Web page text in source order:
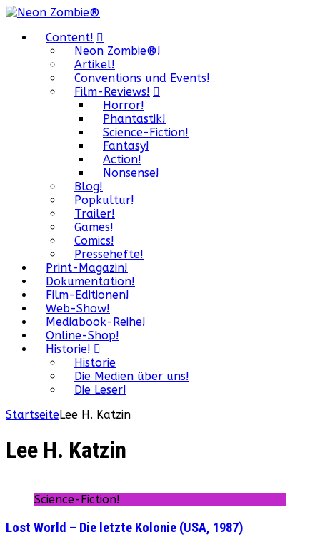
Content!
Neon Zombie®!
Artikel!
Conventions und Events!
Film-Reviews!
Horror!
Phantastik!
Science-Fiction!
Fantasy!
Action!
Nonsense!
Blog!
Popkultur!
Trailer!
Games!
Comics!
Pressehefte!
Print-Magazin!
Dokumentation!
Film-Editionen!
Web-Show!
Mediabook-Reihe!
Online-Shop!
Historie!
Historie
Die Medien über uns!
Die Leser!
StartseiteLee H. Katzin
Lee H. Katzin
Science-Fiction!
Lost World – Die letzte Kolonie (USA, 1987)